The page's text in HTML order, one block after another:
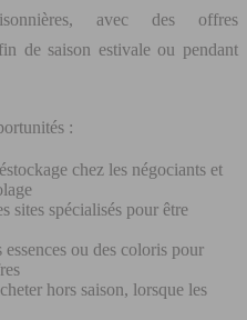
avec des offres
de saison estivale ou pendant
:
chez les négociants et
sites spécialisés pour être
ou des coloris pour
hors saison, lorsque les